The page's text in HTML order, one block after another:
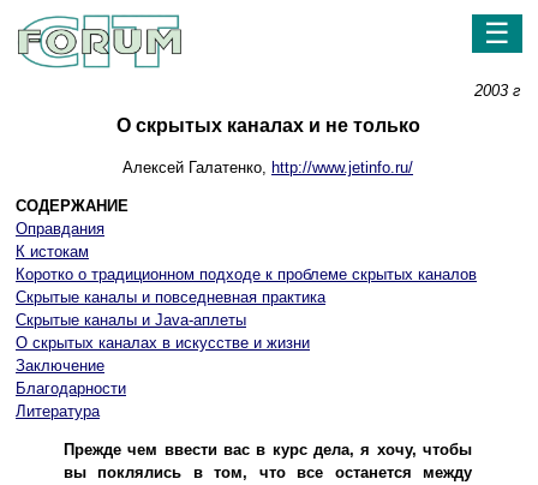
☰
2003 г
О скрытых каналах и не только
Алексей Галатенко, http://www.jetinfo.ru/
СОДЕРЖАНИЕ
Оправдания
К истокам
Коротко о традиционном подходе к проблеме скрытых каналов
Скрытые каналы и повседневная практика
Скрытые каналы и Java-аплеты
О скрытых каналах в искусстве и жизни
Заключение
Благодарности
Литература
Прежде чем ввести вас в курс дела, я хочу, чтобы
вы поклялись в том, что все останется между